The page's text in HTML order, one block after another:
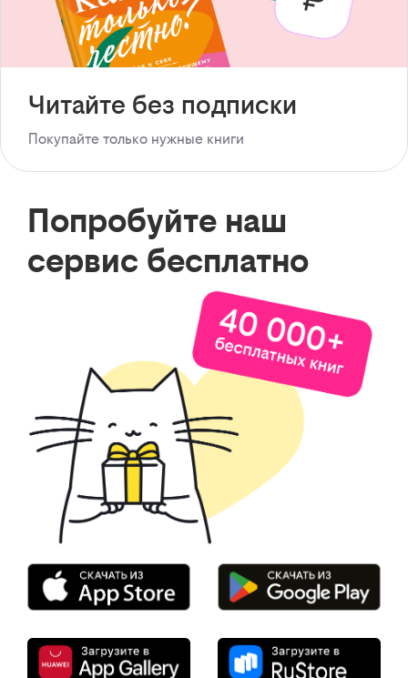
Читайте без подписки
Покупайте только нужные книги
Попробуйте наш
сервис бесплатно